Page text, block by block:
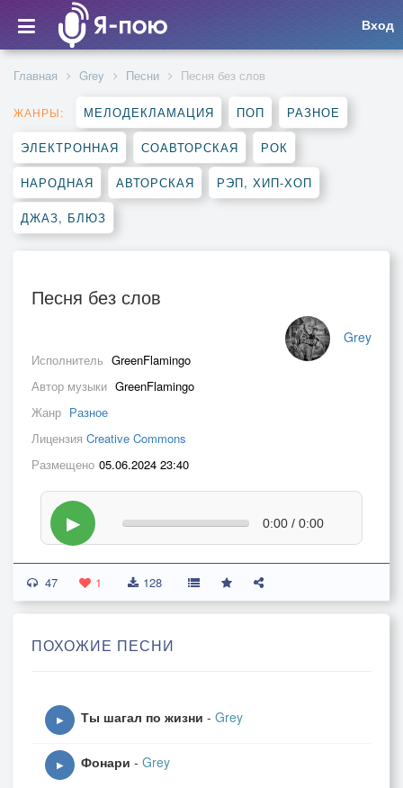
Вход
Главная Grey Песни Песня без слов
ЖАНРЫ: МЕЛОДЕКЛАМАЦИЯ ПОП РАЗНОЕ
ЭЛЕКТРОННАЯ СОАВТОРСКАЯ РОК
НАРОДНАЯ АВТОРСКАЯ РЭП, ХИП-ХОП
ДЖАЗ, БЛЮЗ
Песня без слов
Grey
Исполнитель GreenFlamingo
Автор музыки GreenFlamingo
Жанр Разное
Лицензия Creative Commons
Размещено 05.06.2024 23:40
▶ 0:00 / 0:00
47 1 128
ПОХОЖИЕ ПЕСНИ
▶ Ты шагал по жизни - Grey
▶ Фонари - Grey